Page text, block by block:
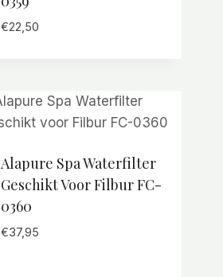
€22,50
Alapure Spa Waterfilter
Geschikt Voor Filbur FC-
0360
€37,95